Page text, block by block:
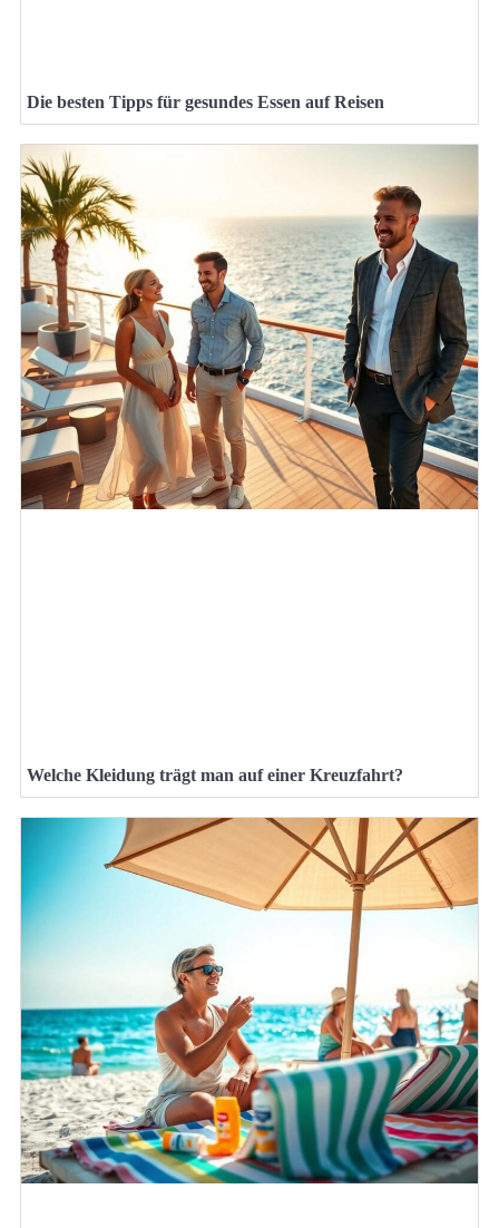
Die besten Tipps für gesundes Essen auf Reisen
Welche Kleidung trägt man auf einer Kreuzfahrt?